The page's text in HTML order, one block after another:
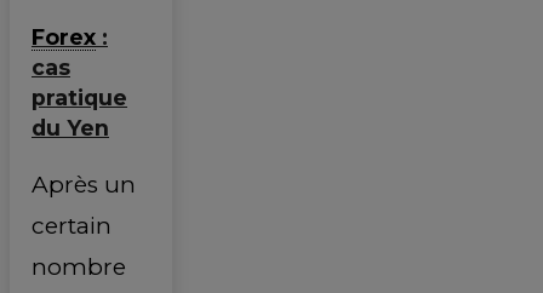
Forex :
cas
pratique
du Yen
Après un
certain
nombre